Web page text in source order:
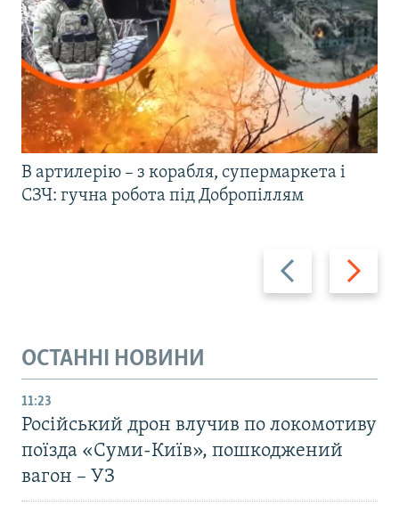
Назад Вперед
В артилерію – з корабля, супермаркета і
СЗЧ: гучна робота під Добропіллям
ОСТАННІ НОВИНИ
11:23
Російський дрон влучив по локомотиву
поїзда «Суми-Київ», пошкоджений
вагон – УЗ